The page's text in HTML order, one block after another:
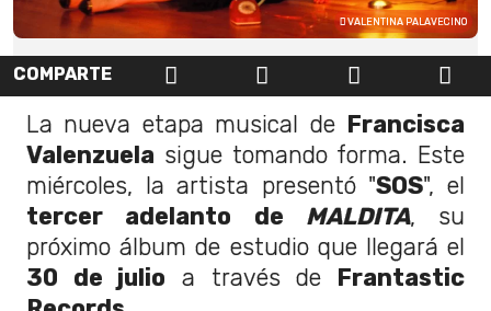
VALENTINA PALAVECINO
COMPARTE
La nueva etapa musical de Francisca
Valenzuela sigue tomando forma. Este
miércoles, la artista presentó "SOS", el
tercer adelanto de MALDITA, su
próximo álbum de estudio que llegará el
30 de julio a través de Frantastic